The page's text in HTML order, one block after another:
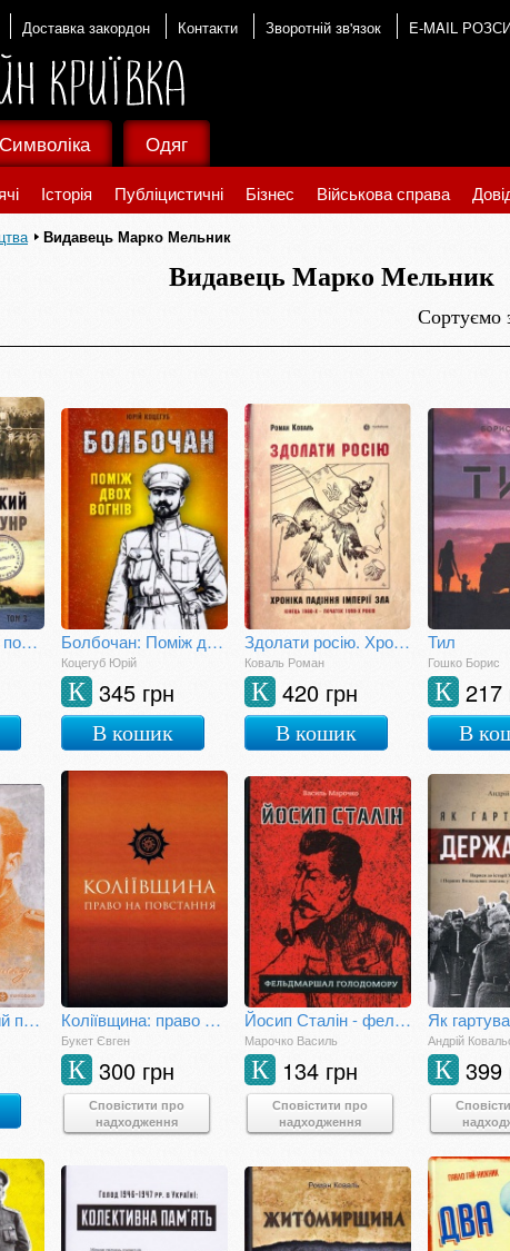
Доставка закордон Контакти Зворотній зв'язок E-MAIL
Історія Публіцистичні Бізнес Військова справа
Символіка Одяг
Видавець Марко Мельник
Видавець Марко Мельник
Сортуємо
Подєбрадський полк армії УНР Том 3 Болбочан: Поміж двох вогнів
Коцегуб Юрій
345 грн
К
В кошик
Здолати росію. Хроніка падіння імперії зла. Кінець 1980-х – початок 1990-х років
Коваль Роман
420 грн
К
В кошик
Тил
Гошко Борис
217
К
В
Болбочан: вірний присязі Коліївщина: право на повстання
Букет Євген
300 грн
К
Сповістити про
надходження
Йосип Сталін - фельдмаршал Голодомору
Марочко Василь
134 грн
К
Сповістити про
надходження
Андрій
399
К